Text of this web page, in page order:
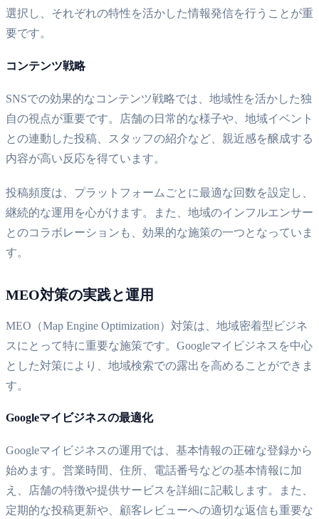
選択し、それぞれの特性を活かした情報発信を行うことが重
要です。
コンテンツ戦略
SNSでの効果的なコンテンツ戦略では、地域性を活かした独
自の視点が重要です。店舗の日常的な様子や、地域イベント
との連動した投稿、スタッフの紹介など、親近感を醸成する
内容が高い反応を得ています。
投稿頻度は、プラットフォームごとに最適な回数を設定し、
継続的な運用を心がけます。また、地域のインフルエンサー
とのコラボレーションも、効果的な施策の一つとなっていま
す。
MEO対策の実践と運用
MEO（Map Engine Optimization）対策は、地域密着型ビジネ
スにとって特に重要な施策です。Googleマイビジネスを中心
とした対策により、地域検索での露出を高めることができま
す。
Googleマイビジネスの最適化
Googleマイビジネスの運用では、基本情報の正確な登録から
始めます。営業時間、住所、電話番号などの基本情報に加
え、店舗の特徴や提供サービスを詳細に記載します。また、
定期的な投稿更新や、顧客レビューへの適切な返信も重要な